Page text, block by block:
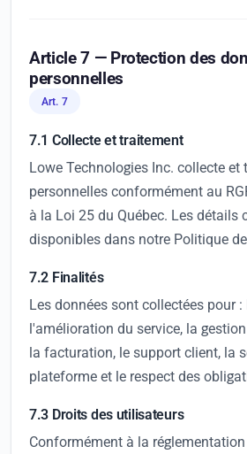
Article 7 — Protection des
personnelles
Art. 7
7.1 Collecte et traitement
Lowe Technologies Inc. collecte et
personnelles conformément au
à la Loi 25 du Québec. Les détails
disponibles dans notre Politique
7.2 Finalités
Les données sont collectées pour
l'amélioration du service, la
la facturation, le support client, la
plateforme et le respect des
7.3 Droits des utilisateurs
Conformément à la